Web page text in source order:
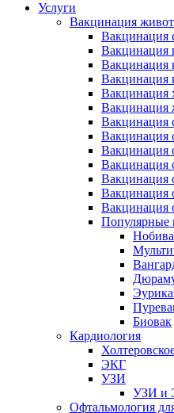
Услуги
Вакцинация
Вакцинация
Вакцинация
Вакцинация
Вакцинация
Вакцинация
Вакцинация
Вакцинация
Вакцинация
Вакцинация
Вакцинация
Вакцинация
Вакцинация
Вакцинация
Популярные
Биовак
Кардиология
ЭКГ
УЗИ
УЗИ и
Офтальмология